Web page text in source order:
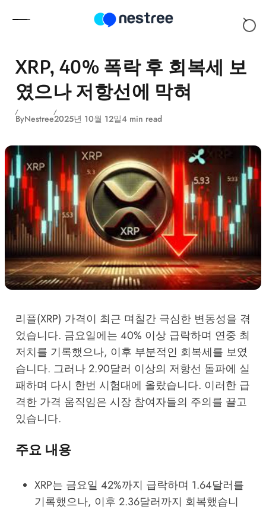
XRP, 40% 폭락 후 회복세 보
였으나 저항선에 막혀
ByNestree2025년 10월 12일4 min read
리플(XRP) 가격이 최근 며칠간 극심한 변동성을 겪
었습니다. 금요일에는 40% 이상 급락하며 연중 최
저치를 기록했으나, 이후 부분적인 회복세를 보였
습니다. 그러나 2.90달러 이상의 저항선 돌파에 실
패하며 다시 한번 시험대에 올랐습니다. 이러한 급
격한 가격 움직임은 시장 참여자들의 주의를 끌고
있습니다.
주요 내용
XRP는 금요일 42%까지 급락하며 1.64달러를
기록했으나, 이후 2.36달러까지 회복했습니